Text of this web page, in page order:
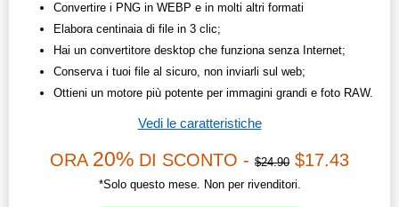
Convertire i PNG in WEBP e in molti altri formati
Elabora centinaia di file in 3 clic;
Hai un convertitore desktop che funziona senza Internet;
Conserva i tuoi file al sicuro, non inviarli sul web;
Ottieni un motore più potente per immagini grandi e foto RAW.
Vedi le caratteristiche
ORA 20% DI SCONTO - $24.90 $17.43
*Solo questo mese. Non per rivenditori.